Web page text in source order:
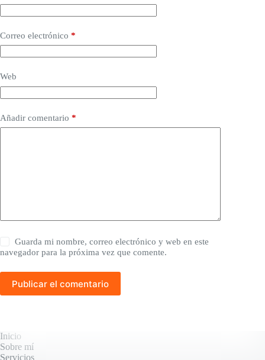
Correo electrónico *
Web
Añadir comentario *
Guarda mi nombre, correo electrónico y web en este
navegador para la próxima vez que comente.
Publicar el comentario
Inicio
Sobre mí
Servicios